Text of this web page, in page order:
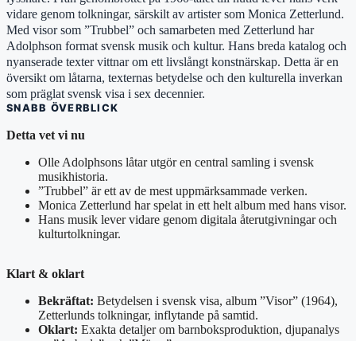
vidare genom tolkningar, särskilt av artister som Monica Zetterlund.
Med visor som ”Trubbel” och samarbeten med Zetterlund har
Adolphson format svensk musik och kultur. Hans breda katalog och
nyanserade texter vittnar om ett livslångt konstnärskap. Detta är en
översikt om låtarna, texternas betydelse och den kulturella inverkan
som präglat svensk visa i sex decennier.
SNABB ÖVERBLICK
Detta vet vi nu
Olle Adolphsons låtar utgör en central samling i svensk
musikhistoria.
”Trubbel” är ett av de mest uppmärksammade verken.
Monica Zetterlund har spelat in ett helt album med hans visor.
Hans musik lever vidare genom digitala återutgivningar och
kulturtolkningar.
Klart & oklart
Bekräftat: Betydelsen i svensk visa, album ”Visor” (1964),
Zetterlunds tolkningar, inflytande på samtid.
Oklart: Exakta detaljer om barnboksproduktion, djupanalys